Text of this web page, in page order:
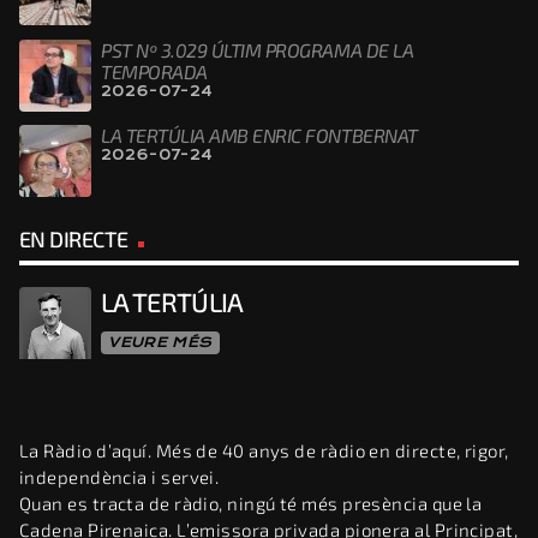
PST Nº 3.029 ÚLTIM PROGRAMA DE LA
TEMPORADA
2026-07-24
LA TERTÚLIA AMB ENRIC FONTBERNAT
2026-07-24
EN DIRECTE
LA TERTÚLIA
VEURE MÉS
La Ràdio d’aquí. Més de 40 anys de ràdio en directe, rigor,
independència i servei.
Quan es tracta de ràdio, ningú té més presència que la
Cadena Pirenaica. L’emissora privada pionera al Principat,